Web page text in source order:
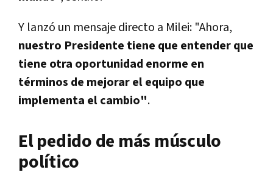
Y lanzó un mensaje directo a Milei: "Ahora,
nuestro Presidente tiene que entender que
tiene otra oportunidad enorme en
términos de mejorar el equipo que
implementa el cambio".
El pedido de más músculo
político